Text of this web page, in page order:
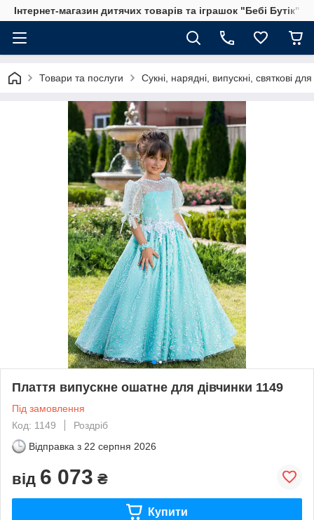
Інтернет-магазин дитячих товарів та іграшок "Бебі Бутік"
Товари та послуги Сукні, нарядні, випускні, святкові для
Плаття випускне ошатне для дівчинки 1149
Під замовлення
Код: 1149
Роздріб
Відправка з 22 серпня 2026
від 6 073 ₴
Купити